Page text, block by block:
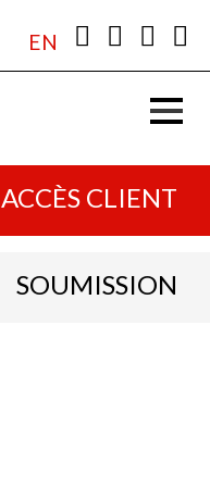
EN
ACCÈS CLIENT
SOUMISSION